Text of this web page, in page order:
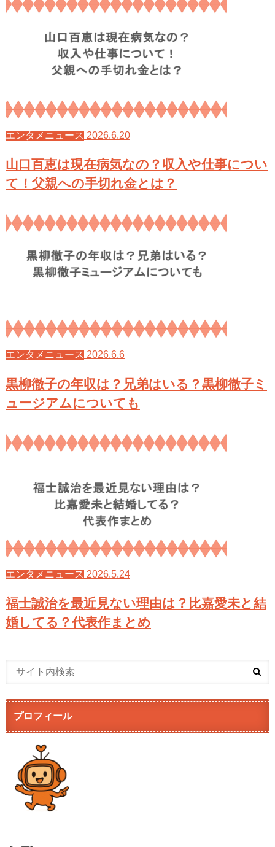
エンタメニュース 2026.6.20
山口百恵は現在病気なの？収入や仕事につい
て！父親への手切れ金とは？
エンタメニュース 2026.6.6
黒柳徹子の年収は？兄弟はいる？黒柳徹子ミ
ュージアムについても
エンタメニュース 2026.5.24
福士誠治を最近見ない理由は？比嘉愛未と結
婚してる？代表作まとめ
プロフィール